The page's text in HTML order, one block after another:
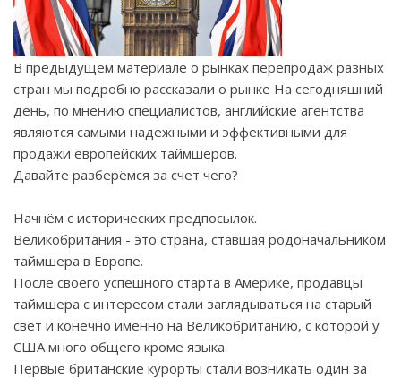
В предыдущем материале о рынках перепродаж разных
стран мы подробно рассказали о рынке На сегодняшний
день, по мнению специалистов, английские агентства
являются самыми надежными и эффективными для
продажи европейских таймшеров.
Давайте разберёмся за счет чего?
Начнём с исторических предпосылок.
Великобритания - это страна, ставшая родоначальником
таймшера в Европе.
После своего успешного старта в Америке, продавцы
таймшера с интересом стали заглядываться на старый
свет и конечно именно на Великобританию, с которой у
США много общего кроме языка.
Первые британские курорты стали возникать один за